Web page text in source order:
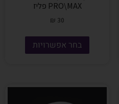
PRO\MAX פליז
₪ 30
בחר אפשרויות